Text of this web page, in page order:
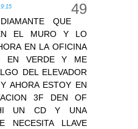
QUE
EL MURO Y LO
EN LA OFICINA
EN VERDE Y ME
DEL ELEVADOR
AHORA ESTOY EN
3F DEN OF
UN CD Y UNA
NECESITA LLAVE